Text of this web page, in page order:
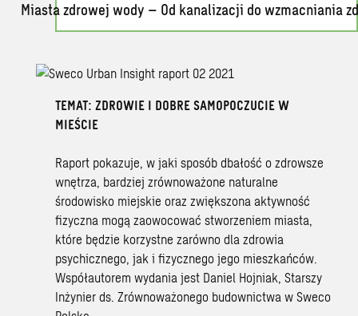
Miasta zdrowej wody – Od kanalizacji do wzmacniania
TEMAT: ZDROWIE I DOBRE SAMOPOCZUCIE W
MIEŚCIE
Raport pokazuje, w jaki sposób dbałość o zdrowsze
wnętrza, bardziej zrównoważone naturalne
środowisko miejskie oraz zwiększona aktywność
fizyczna mogą zaowocować stworzeniem miasta,
które będzie korzystne zarówno dla zdrowia
psychicznego, jak i fizycznego jego mieszkańców.
Współautorem wydania jest Daniel Hojniak, Starszy
Inżynier ds. Zrównoważonego budownictwa w Sweco